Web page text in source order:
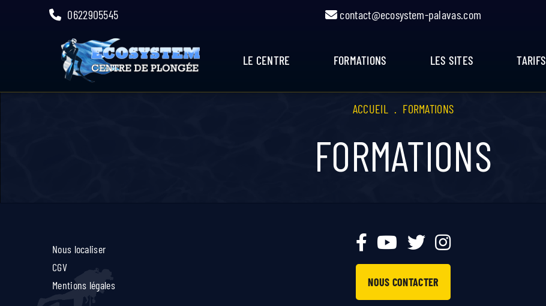
0622905545 contact@ecosystem-palavas.com
LE CENTRE FORMATIONS LES SITES TARIFS
ACCUEIL . FORMATIONS
FORMATIONS
Nous localiser
CGV
Mentions légales
NOUS CONTACTER